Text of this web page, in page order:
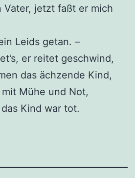
Vater, jetzt faßt er mich
Leids getan. –
er reitet geschwind,
das ächzende Kind,
Mühe und Not,
Kind war tot.